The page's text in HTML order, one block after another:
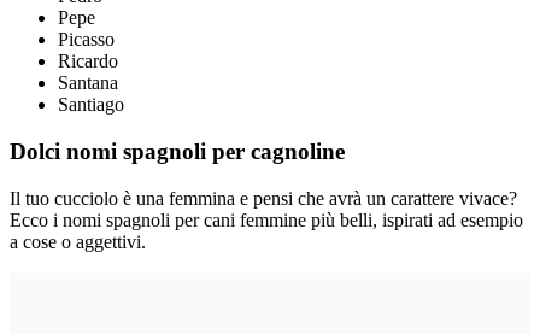
Pepe
Picasso
Ricardo
Santana
Santiago
Dolci nomi spagnoli per cagnoline
Il tuo cucciolo è una femmina e pensi che avrà un carattere vivace?
Ecco i nomi spagnoli per cani femmine più belli, ispirati ad esempio
a cose o aggettivi.